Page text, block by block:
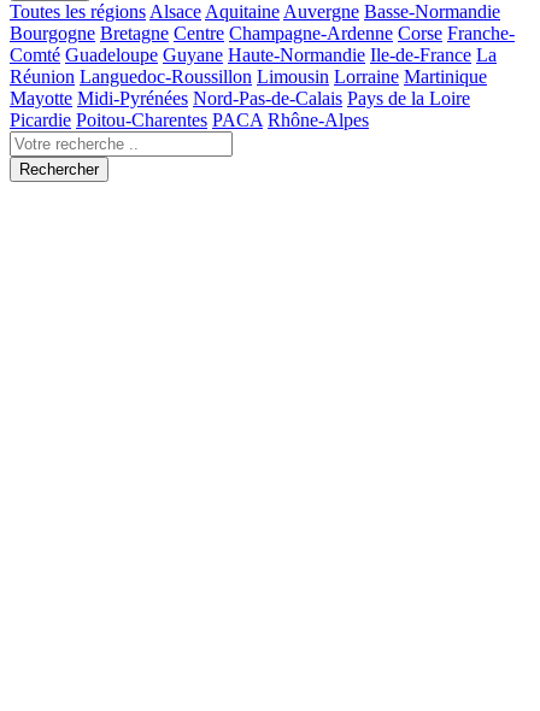
Toutes les régions Alsace Aquitaine Auvergne Basse-Normandie
Bourgogne Bretagne Centre Champagne-Ardenne Corse Franche-
Comté Guadeloupe Guyane Haute-Normandie Ile-de-France La
Réunion Languedoc-Roussillon Limousin Lorraine Martinique
Mayotte Midi-Pyrénées Nord-Pas-de-Calais Pays de la Loire
Picardie Poitou-Charentes PACA Rhône-Alpes
Rechercher